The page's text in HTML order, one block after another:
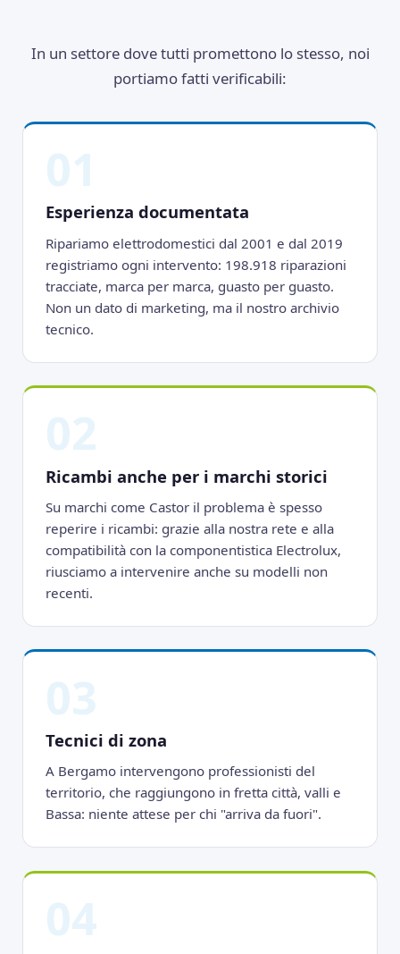
In un settore dove tutti promettono lo stesso, noi
portiamo fatti verificabili:
Esperienza documentata
Ripariamo elettrodomestici dal 2001 e dal 2019
registriamo ogni intervento: 198.918 riparazioni
tracciate, marca per marca, guasto per guasto.
Non un dato di marketing, ma il nostro archivio
tecnico.
Ricambi anche per i marchi storici
Su marchi come Castor il problema è spesso
reperire i ricambi: grazie alla nostra rete e alla
compatibilità con la componentistica Electrolux,
riusciamo a intervenire anche su modelli non
recenti.
Tecnici di zona
A Bergamo intervengono professionisti del
territorio, che raggiungono in fretta città, valli e
Bassa: niente attese per chi "arriva da fuori".